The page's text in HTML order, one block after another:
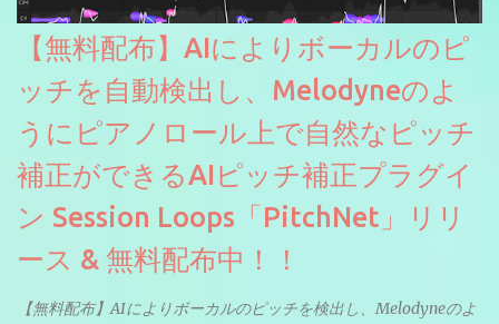
【無料配布】AIによりボーカルのピ
ッチを自動検出し、Melodyneのよ
うにピアノロール上で自然なピッチ
補正ができるAIピッチ補正プラグイ
ン Session Loops「PitchNet」リリ
ース & 無料配布中！！
【無料配布】AIによりボーカルのピッチを検出し、Melodyneのよ